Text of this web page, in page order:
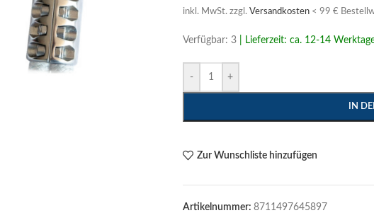
Klick zum Vergrößern
inkl. MwSt. zzgl. Versandkosten< 99 €
Verfügbar: 3| Lieferzeit: ca. 12-14
- +
IN
Zur Wunschliste hinzufügen
Artikelnummer: 8711497645897